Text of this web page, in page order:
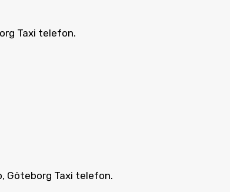
Taxi telefon.
Göteborg Taxi telefon.